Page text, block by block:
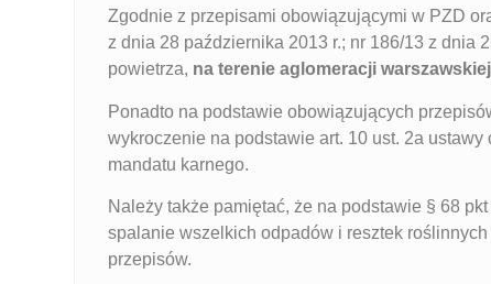
Zgodnie z przepisami obowiązującymi w PZD
z dnia 28 października 2013 r.; nr 186/13 z dnia
powietrza, na terenie aglomeracji
Ponadto na podstawie obowiązujących
wykroczenie na podstawie art. 10 ust. 2a
mandatu karnego.
Należy także pamiętać, że na podstawie § 68
spalanie wszelkich odpadów i resztek
przepisów.